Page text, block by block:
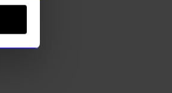
Laddningsbar Lova Blå